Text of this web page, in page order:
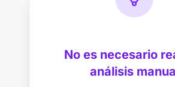
No es necesario
análisis